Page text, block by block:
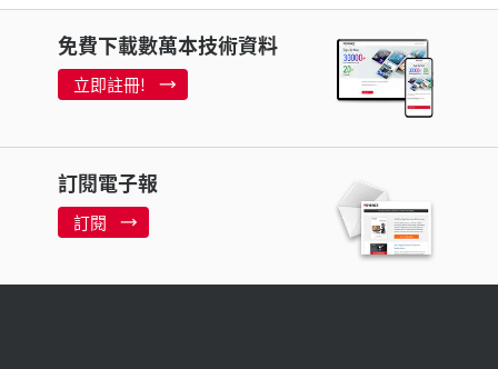
免費下載數萬本技術資料
立即註冊!
訂閱電子報
訂閱